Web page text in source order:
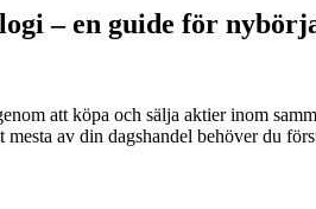
– en guide för
att köpa och sälja aktier inom
av din dagshandel behöver du